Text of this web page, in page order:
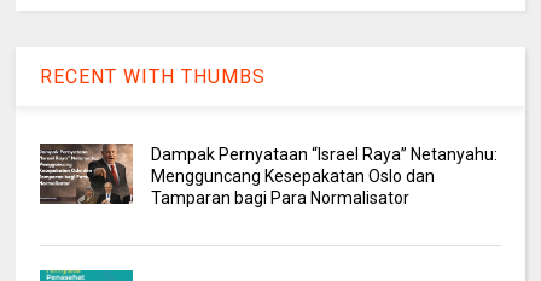
RECENT WITH THUMBS
Dampak Pernyataan “Israel Raya” Netanyahu:
Mengguncang Kesepakatan Oslo dan
Tamparan bagi Para Normalisator